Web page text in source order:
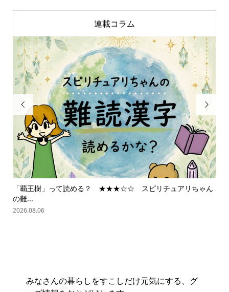
連載コラム

「覇王樹」って読める？ ★★★☆☆ スピリチュアリちゃん
の難...
2026.08.06

みなさんの暮らしをすこしだけ元気にする、グ